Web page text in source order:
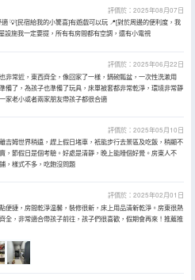
評價於：2025年08月07日
💡[民宿給我的小驚喜]有遊戲可以玩 📍[對於周邊的便利度，我
施我一定要提，所有有房間都有空調，還有小電視
評價於：2025年06月22日
非常近，東西齊全，像回家了一樣，鍋碗瓢盆，一次性洗漱用
備了，為孩子也準備了玩具，床單被套都非常乾淨，環境非常靜
家老小或者兩家朋友帶孩子都很合適
評價於：2025年05月10日
吉姆世界稍遠，趕上假日堵車，衹能步行去景區及吃飯，稍顯不
，節假日是個考驗。好處是清靜，晚上能睡個好覺。房東人不
，樣式不多，吃飽沒問題
評價於：2025年02月01日
便捷，房間乾淨温馨，裝修很新，床上用品清新乾淨。房東很熱
全，非常適合帶孩子前往，孩子們很喜歡，假期會再來！推薦推